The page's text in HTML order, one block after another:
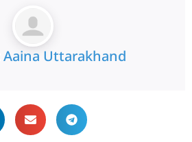
Aaina Uttarakhand